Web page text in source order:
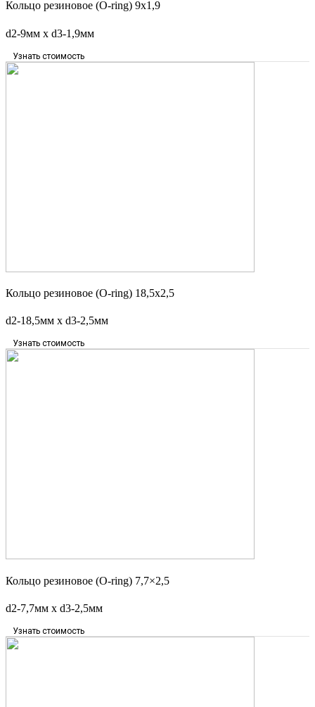
Кольцо резиновое (O-ring) 9х1,9
d2-9мм x d3-1,9мм
Узнать стоимость
Кольцо резиновое (O-ring) 18,5х2,5
d2-18,5мм x d3-2,5мм
Узнать стоимость
Кольцо резиновое (O-ring) 7,7×2,5
d2-7,7мм x d3-2,5мм
Узнать стоимость